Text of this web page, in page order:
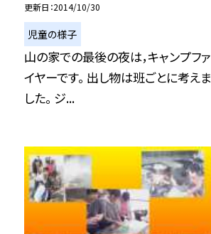
更新日 2014/10/30
児童の様子
山の家での最後の夜は，キャンプファ
イヤーです。 出し物は班ごとに考えま
した。 ジ...